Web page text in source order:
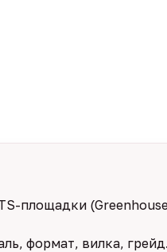
площадки
формат, вилка, грейд.